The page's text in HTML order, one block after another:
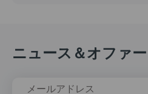
ニュース＆オファー
メールアドレス